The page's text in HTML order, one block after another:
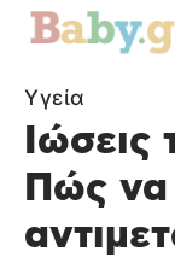
Υγεία
Ιώσεις
Πώς να